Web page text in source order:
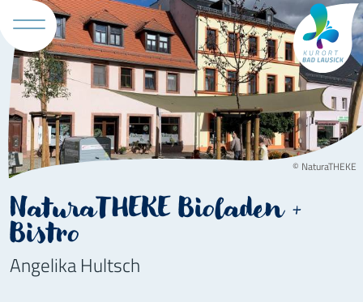
Tourismus
© NaturaTHEKE
NaturaTHEKE Bioladen +
Bistro
Angelika Hultsch